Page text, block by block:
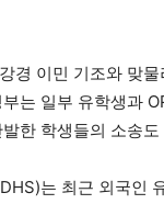
경 이민 기조와 맞
는 일부 유학생과
한 학생들의 소송
는 최근 외국인